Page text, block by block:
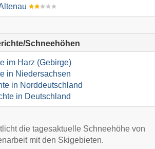
Schneehöhen
im Harz (Gebirge)
in Niedersachsen
in Norddeutschland
in Deutschland
die tagesaktuelle Schneehöhe von
mit den Skigebieten.